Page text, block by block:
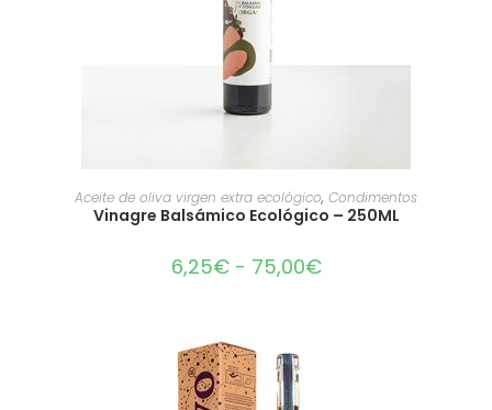
SELECCIONAR OPCIONES
Aceite de oliva virgen extra ecológico, Condimentos
Vinagre Balsámico Ecológico – 250ML
6,25€ - 75,00€